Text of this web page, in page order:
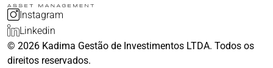
Instagram
Linkedin
© 2026 Kadima Gestão de Investimentos LTDA. Todos os
direitos reservados.